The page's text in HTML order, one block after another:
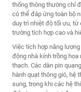
thống thông thường chỉ
có thể đáp ứng toàn bộ
duy trì nhiệt độ tối ưu,
trường tích hợp cao và
Việc tích hợp năng
động nhà kính trồng
thạch. Các dàn pin
hành quạt thông gió, hệ
sung, trong khi các hệ